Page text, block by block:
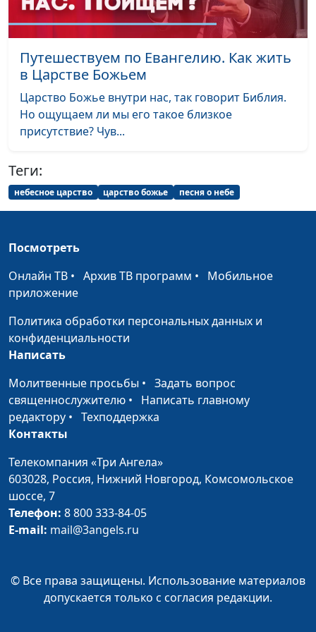
Напои меня,
Господи
Маргарита Колываенко #2079
Ты говоришь Радмила Спивак #2077
Невиновна
Он знает путь Радмила Спивак
Крест
Осколки Радмила Спивак
Давай о душевном,
Я сердцем чувствую
Тебя
Благословение
рассвета
Радмила Спивак
Буду петь Тебе
Страдания Лозы Радмила Спивак
Не случайно
Выше гор
Небесный покой Андрей Дядченко #2060
Путешествуем по Евангелию. Как жить
в Царстве Божьем
Царство Божье внутри нас, так говорит Библия.
Но ощущаем ли мы его такое близкое
присутствие? Чув...
Теги:
небесное царство царство божье песня о небе
Посмотреть
Онлайн ТВ • Архив ТВ программ • Мобильное
приложение
Политика обработки персональных данных и
конфиденциальности
Написать
Молитвенные просьбы • Задать вопрос
священнослужителю • Написать главному
редактору • Техподдержка
Контакты
Телекомпания «Три Ангела»
603028, Россия, Нижний Новгород, Комсомольское
шоссе, 7
Телефон: 8 800 333-84-05
E-mail: mail@3angels.ru
© Все права защищены. Использование материалов
допускается только с согласия редакции.